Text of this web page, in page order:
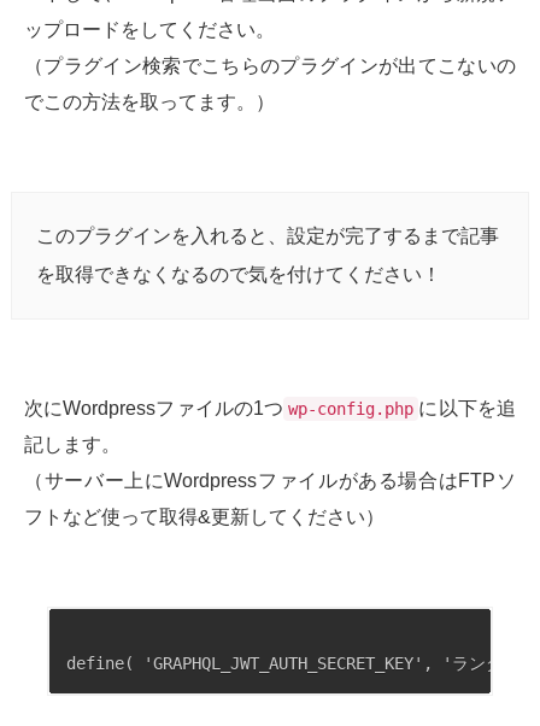
ップロードをしてください。
（プラグイン検索でこちらのプラグインが出てこないの
でこの方法を取ってます。）
このプラグインを入れると、設定が完了するまで記事
を取得できなくなるので気を付けてください！
次にWordpressファイルの1つ wp-config.php に以下を追
記します。
（サーバー上にWordpressファイルがある場合はFTPソ
フトなど使って取得&更新してください）